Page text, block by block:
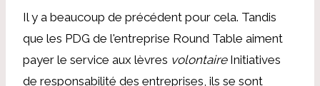
Il y a beaucoup de précédent pour cela. Tandis
que les PDG de l'entreprise Round Table aiment
payer le service aux lèvres volontaireInitiatives
de responsabilité des entreprises, ils se sont